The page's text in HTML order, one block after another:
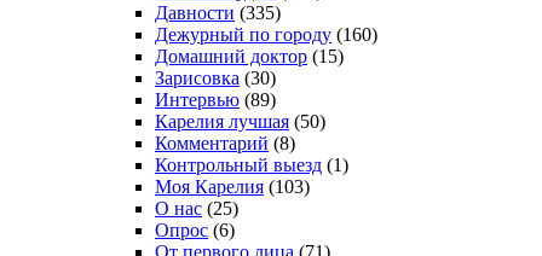
Давности (335)
Дежурный по городу (160)
Домашний доктор (15)
Зарисовка (30)
Интервью (89)
Карелия лучшая (50)
Комментарий (8)
Контрольный выезд (1)
Моя Карелия (103)
О нас (25)
Опрос (6)
От первого лица (71)